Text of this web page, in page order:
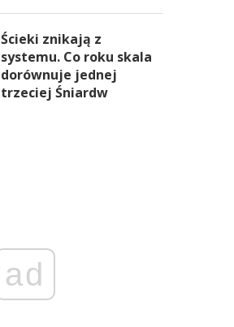
Ścieki znikają z
systemu. Co roku skala
dorównuje jednej
trzeciej Śniardw
ad